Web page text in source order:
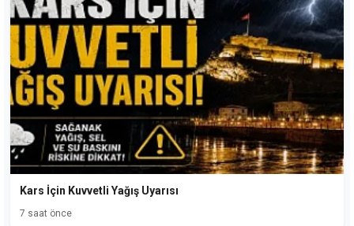
Kars İçin Kuvvetli Yağış Uyarısı
7 saat önce